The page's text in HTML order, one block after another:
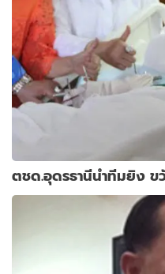
ตชด.อุดรธานีนำทีมยิง